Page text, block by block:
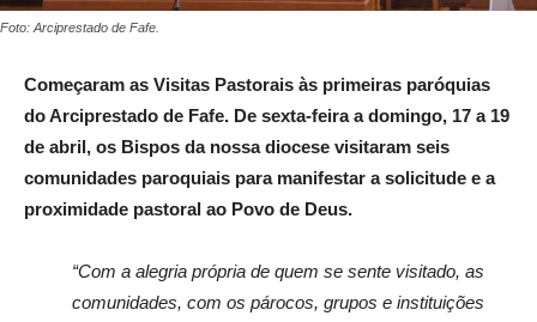
Foto: Arciprestado de Fafe.
Começaram as Visitas Pastorais às primeiras paróquias
do Arciprestado de Fafe. De sexta-feira a domingo, 17 a 19
de abril, os Bispos da nossa diocese visitaram seis
comunidades paroquiais para manifestar a solicitude e a
proximidade pastoral ao Povo de Deus.
“Com a alegria própria de quem se sente visitado, as
comunidades, com os párocos, grupos e instituições